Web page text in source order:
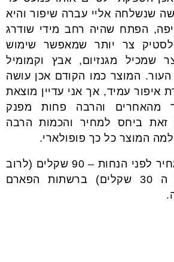
שנשלחה אליי עברה שיפור והיא
הפתח שהיה רחב מידי שודרג
צר יותר שמאפשר שימוש
שמכיל מגנזיום, אבץ וקמומיל
המוצר כמו הקודם אכן עושה
איפור עמיד, אך אני עדיין מוצאת
מהאחרים והרבה פחות מפנק
זאת ביחס למחיר והכמות הרבה
המוצר כל כך פופולארי.
גודל – 260 מ”ל. מחיר לפני הנחות – 90 שקלים (לרוב
הוא נמכר בטווח ה 30 שקלים) ברשתות הפארם